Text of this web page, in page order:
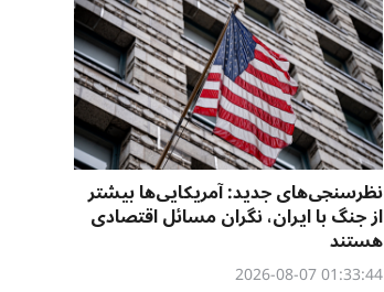
نظرسنجی‌‌های جدید: آمریکایی‌ها بیشتر
از جنگ با ایران، نگران مسائل اقتصادی
هستند
01:33:44 2026-08-07